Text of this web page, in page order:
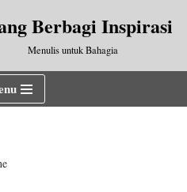
Berbagi Inspirasi
Menulis untuk Bahagia